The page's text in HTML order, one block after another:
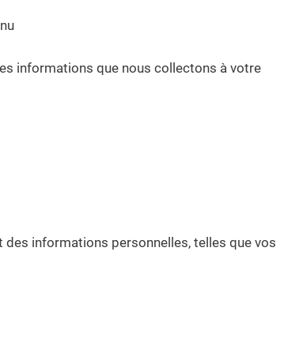
informations que nous collectons à votre
informations personnelles, telles que vos